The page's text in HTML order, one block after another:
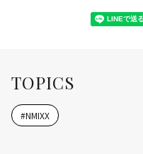
TOPICS
#NMIXX